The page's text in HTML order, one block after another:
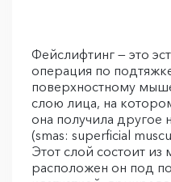
Фейслифтинг — это
операция по
поверхностному
слою лица, на
она получила другое
(smas: superficial
Этот слой состоит
расположен он под